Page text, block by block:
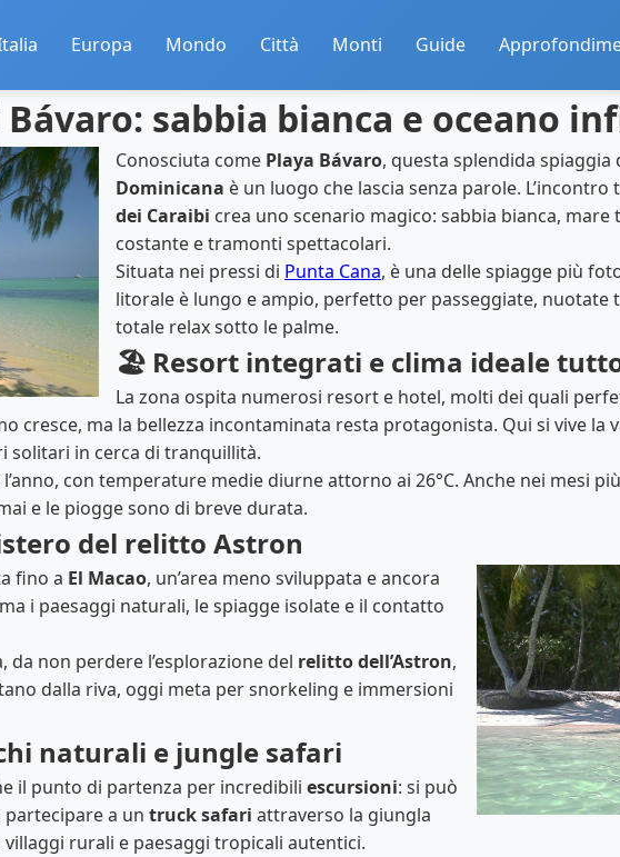
Europa Mondo Città Monti Guide
sabbia bianca e oceano
Conosciuta come Playa Bávaro, questa splendida spiaggia
Dominicana è un luogo che lascia senza parole. L’incontro
dei Caraibi crea uno scenario magico: sabbia bianca, mare
costante e tramonti spettacolari.
Situata nei pressi di Punta Cana, è una delle spiagge più
litorale è lungo e ampio, perfetto per passeggiate, nuotate
totale relax sotto le palme.
🏖️ Resort integrati e clima ideale
La zona ospita numerosi resort e hotel, molti dei quali
cresce, ma la bellezza incontaminata resta protagonista. Qui si vive la
solitari in cerca di tranquillità.
con temperature medie diurne attorno ai 26°C. Anche nei mesi
e le piogge sono di breve durata.
del relitto Astron
fino a El Macao, un’area meno sviluppata e ancora
i paesaggi naturali, le spiagge isolate e il contatto
da non perdere l’esplorazione del relitto dell’Astron,
dalla riva, oggi meta per snorkeling e immersioni
naturali e jungle safari
il punto di partenza per incredibili escursioni: si può
partecipare a un truck safari attraverso la giungla
rurali e paesaggi tropicali autentici.